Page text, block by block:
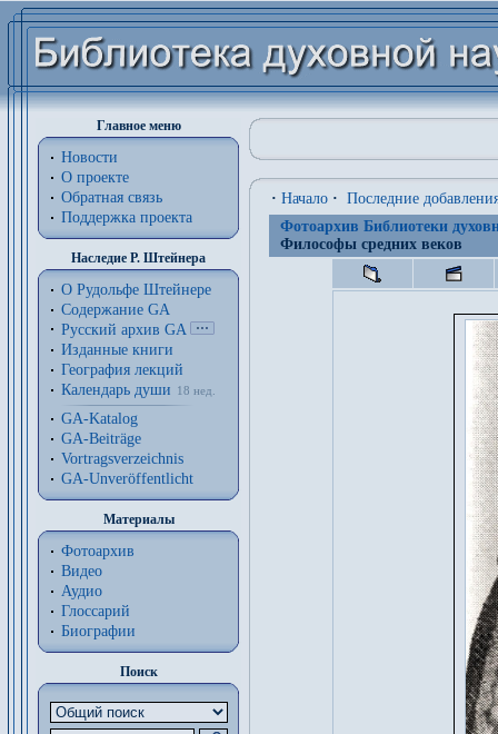
Главное меню
Новости
О проекте
Обратная связь
Поддержка проекта
Наследие Р. Штейнера
О Рудольфе Штейнере
Содержание GA
Русский архив GA
Изданные книги
География лекций
Календарь души
18 нед.
GA-Katalog
GA-Beiträge
Vortragsverzeichnis
GA-Unveröffentlicht
Материалы
Фотоархив
Видео
Аудио
Глоссарий
Биографии
Поиск
· Начало · Последние
Фотоархив Библиотеки
Философы средних веков